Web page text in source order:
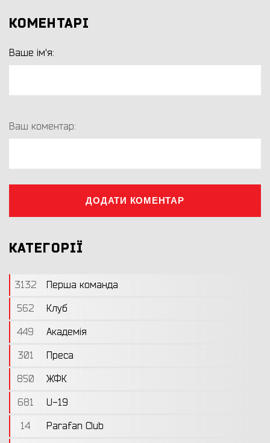
КОМЕНТАРІ
Ваше ім'я:
Ваш коментар:
ДОДАТИ КОМЕНТАР
КАТЕГОРІЇ
3132
Перша команда
562
Клуб
449
Академія
301
Преса
850
ЖФК
681
U-19
14
Parafan Club